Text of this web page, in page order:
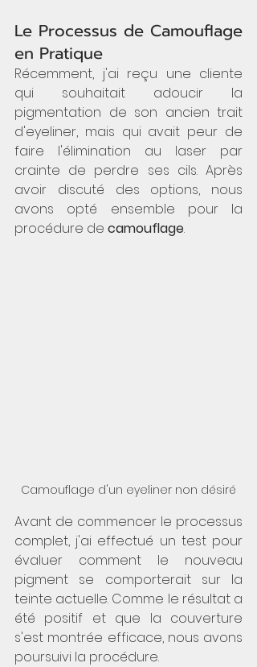
Le Processus de Camouflage
en Pratique
Récemment, j'ai reçu une cliente
qui souhaitait adoucir la
pigmentation de son ancien trait
d'eyeliner, mais qui avait peur de
faire l'élimination au laser par
crainte de perdre ses cils. Après
avoir discuté des options, nous
avons opté ensemble pour la
procédure de camouflage.
Camouflage d'un eyeliner non désiré
Avant de commencer le processus
complet, j'ai effectué un test pour
évaluer comment le nouveau
pigment se comporterait sur la
teinte actuelle. Comme le résultat a
été positif et que la couverture
s'est montrée efficace, nous avons
poursuivi la procédure.